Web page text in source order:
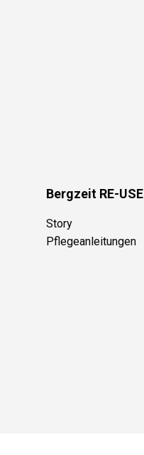
Bergzeit RE-USE
Story
Pflegeanleitungen